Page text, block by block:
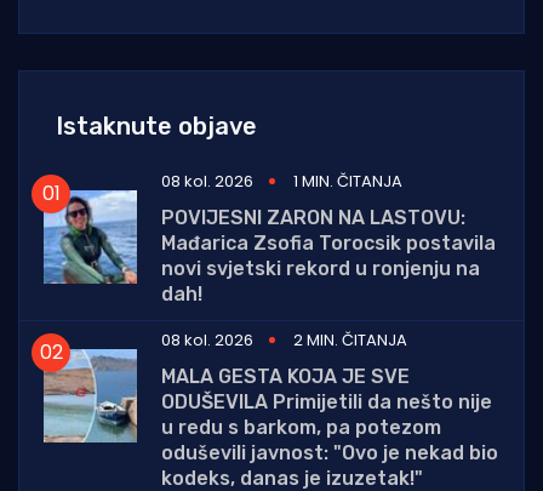
Istaknute objave
08 kol. 2026
1 MIN. ČITANJA
POVIJESNI ZARON NA LASTOVU:
Mađarica Zsofia Torocsik postavila
novi svjetski rekord u ronjenju na
dah!
08 kol. 2026
2 MIN. ČITANJA
MALA GESTA KOJA JE SVE
ODUŠEVILA Primijetili da nešto nije
u redu s barkom, pa potezom
oduševili javnost: "Ovo je nekad bio
kodeks, danas je izuzetak!"